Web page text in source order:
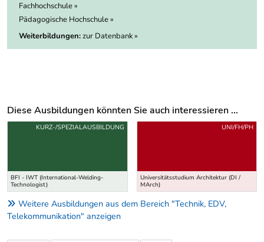
Fachhochschule »
Pädagogische Hochschule »
Weiterbildungen:zur Datenbank »
Diese Ausbildungen könnten Sie auch interessieren ...
Uber weitere Ausbildungsvorschläge
BFI - IWT (International-Welding-
Technologist)
KURZ-/SPEZIALAUSBILDUNG
Universitätsstudium Architektur (DI /
MArch)
UNI/FH/PH
Weitere Ausbildungen aus dem Bereich "Technik, EDV,
Telekommunikation" anzeigen